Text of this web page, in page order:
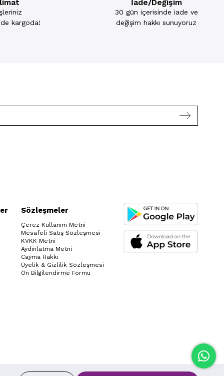
kargoda!
İade/Değişim
30 gün içerisinde iade ve
değişim hakkı sunuyoruz
Sözleşmeler
Çerez Kullanım Metni
Mesafeli Satış Sözleşmesi
KVKK Metni
Aydınlatma Metni
Cayma Hakkı
Üyelik & Gizlilik Sözleşmesi
Ön Bilgilendirme Formu